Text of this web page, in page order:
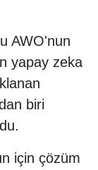
AWO'nun
yapay zeka
biri
için çözüm